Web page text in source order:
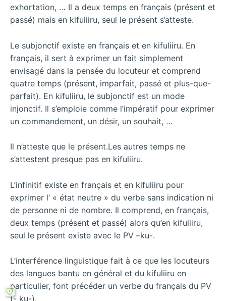
exhortation, … Il a deux temps en français (présent et
passé) mais en kifuliiru, seul le présent s’atteste.
Le subjonctif existe en français et en kifuliiru. En
français, il sert à exprimer un fait simplement
envisagé dans la pensée du locuteur et comprend
quatre temps (présent, imparfait, passé et plus-que-
parfait). En kifuliiru, le subjonctif est un mode
injonctif. Il s’emploie comme l’impératif pour exprimer
un commandement, un désir, un souhait, …
Il n’atteste que le présent.Les autres temps ne
s’attestent presque pas en kifuliiru.
L’infinitif existe en français et en kifuliiru pour
exprimer l’ « état neutre » du verbe sans indication ni
de personne ni de nombre. Il comprend, en français,
deux temps (présent et passé) alors qu’en kifuliiru,
seul le présent existe avec le PV –ku-.
L’interférence linguistique fait à ce que les locuteurs
des langues bantu en général et du kifuliiru en
particulier, font précéder un verbe du français du PV
(- ku-).